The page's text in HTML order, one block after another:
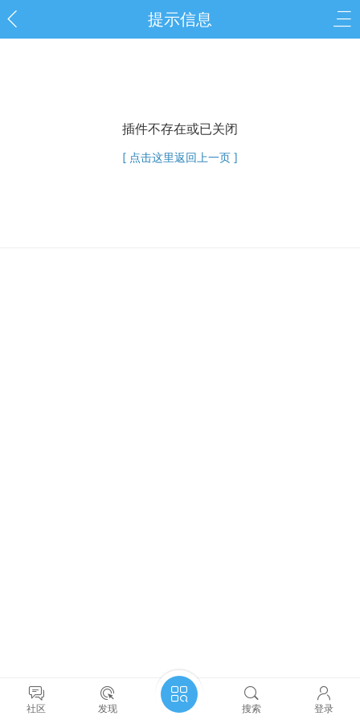
提示信息
插件不存在或已关闭
[ 点击这里返回上一页 ]
社区 发现 搜索 登录